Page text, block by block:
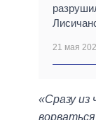
21 мая
«Сразу из